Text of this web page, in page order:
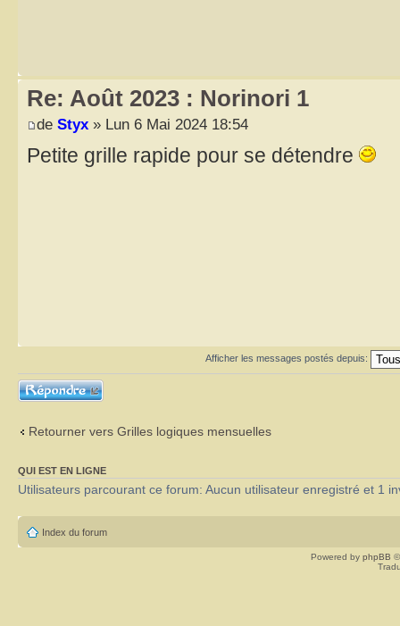
Re: Août 2023 : Norinori 1
de Styx » Lun 6 Mai 2024 18:54
Petite grille rapide pour se détendre
Afficher les messages postés depuis:
Répondre
Retourner vers Grilles logiques mensuelles
QUI EST EN LIGNE
Utilisateurs parcourant ce forum: Aucun utilisateur enregistré et 1
Index du forum
Powered by phpBB